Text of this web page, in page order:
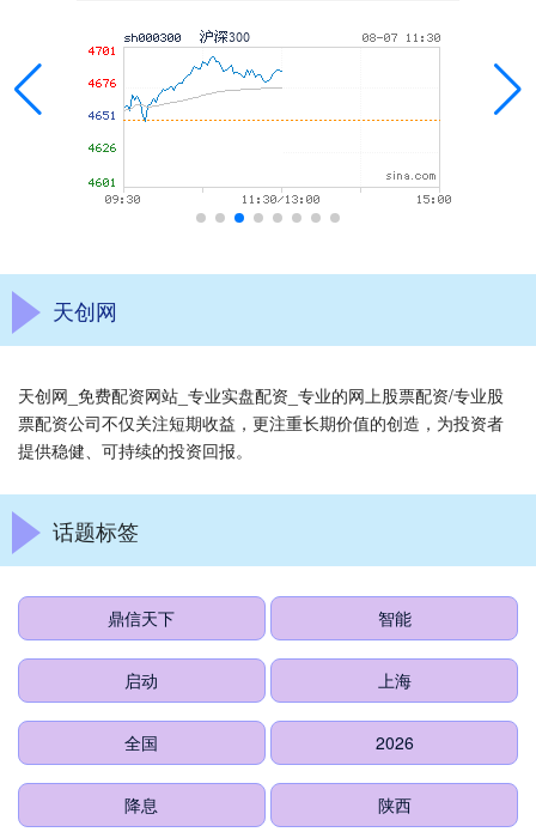
天创网
天创网_免费配资网站_专业实盘配资_专业的网上股票配资/专业股
票配资公司不仅关注短期收益，更注重长期价值的创造，为投资者
提供稳健、可持续的投资回报。
话题标签
鼎信天下 智能
启动 上海
全国 2026
降息 陕西